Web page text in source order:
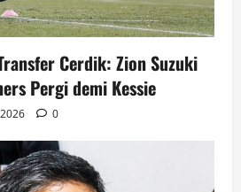
Cerdik: Zion Suzuki
Pergi demi Kessie
0